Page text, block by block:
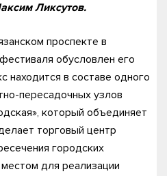
Ликсутов.
проспекте в
обусловлен его
находится в составе одного
пересадочных узлов
который объединяет
торговый центр
городских
для реализации